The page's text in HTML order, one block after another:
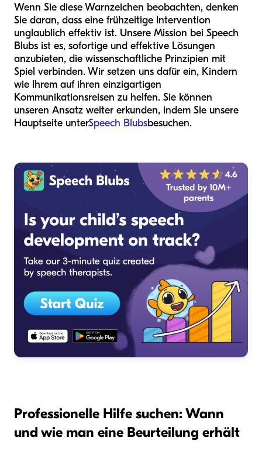
Wenn Sie diese Warnzeichen beobachten, denken
Sie daran, dass eine frühzeitige Intervention
unglaublich effektiv ist. Unsere Mission bei Speech
Blubs ist es, sofortige und effektive Lösungen
anzubieten, die wissenschaftliche Prinzipien mit
Spiel verbinden. Wir setzen uns dafür ein, Kindern
wie Ihrem auf ihren einzigartigen
Kommunikationsreisen zu helfen. Sie können
unseren Ansatz weiter erkunden, indem Sie unsere
Hauptseite unterSpeech Blubsbesuchen.
Professionelle Hilfe suchen: Wann
und wie man eine Beurteilung erhält